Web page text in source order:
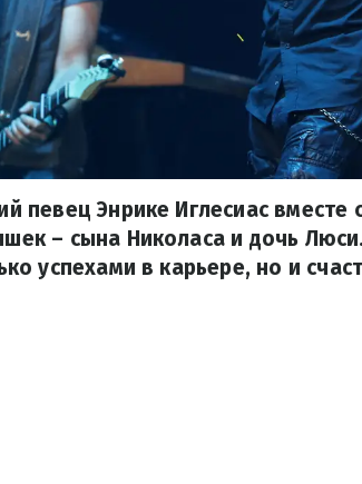
певец Энрике Иглесиас
– сына Николаса и дочь
успехами в карьере, но и